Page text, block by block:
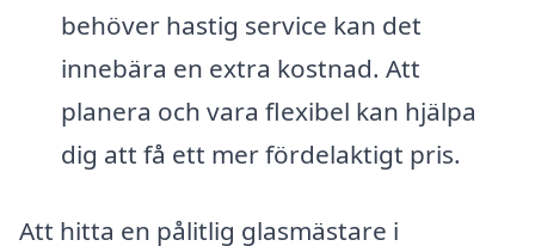
behöver hastig service kan det
innebära en extra kostnad. Att
planera och vara flexibel kan hjälpa
dig att få ett mer fördelaktigt pris.
Att hitta en pålitlig glasmästare i